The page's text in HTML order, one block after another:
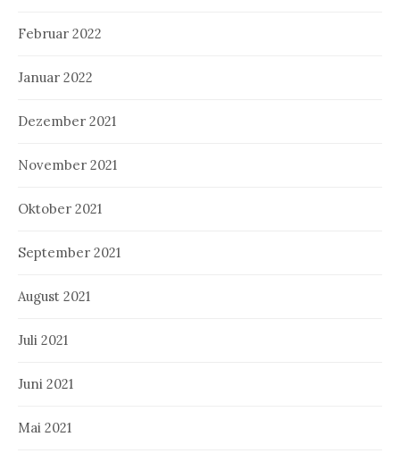
Februar 2022
Januar 2022
Dezember 2021
November 2021
Oktober 2021
September 2021
August 2021
Juli 2021
Juni 2021
Mai 2021